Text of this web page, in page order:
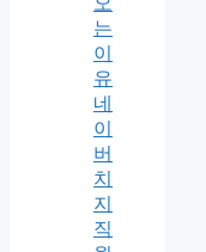
는
이
유
네
이
버
치
지
직